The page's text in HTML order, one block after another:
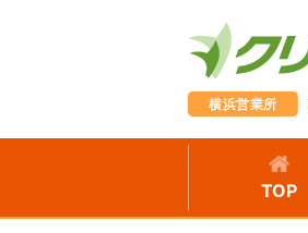
横浜営業所
TOP